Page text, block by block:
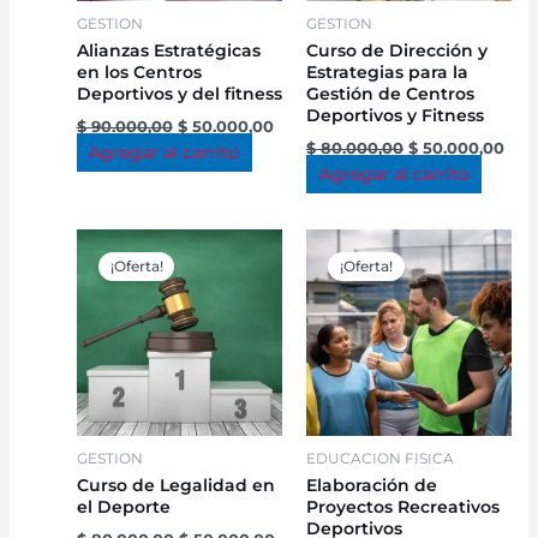
GESTION
Alianzas Estratégicas
en los Centros
Deportivos y del fitness
$90.000,00 $50.000,00
Agregar al carrito
GESTION
Curso de Dirección y
Estrategias para la
Gestión de Centros
Deportivos y Fitness
$80.000,00 $ 50.000,00
Agregar al carrito
¡Oferta!
GESTION
Curso de Legalidad en
el Deporte
Original
was:
$ 80.000,00.
Current
price
$ 50.000,00.
¡Oferta!
EDUCACION FISICA
Elaboración de
Proyectos Recreativos
Deportivos
Original
price
was:
$ 80.000,00.
is:
$